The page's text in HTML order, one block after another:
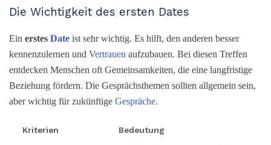
Die Wichtigkeit des ersten Dates
Ein erstes Date ist sehr wichtig. Es hilft, den anderen besser
kennenzulernen und Vertrauen aufzubauen. Bei diesen Treffen
entdecken Menschen oft Gemeinsamkeiten, die eine langfristige
Beziehung fördern. Die Gesprächsthemen sollten allgemein sein,
aber wichtig für zukünftige Gespräche.
Kriterien Bedeutung